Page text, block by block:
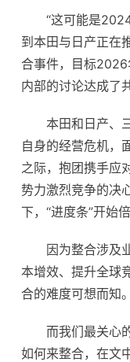
“这可能是
到本田与日产正在
合事件，目标
内部的讨论达成了
本田和日产、
自身的经营危机，
之际，抱团携手应
势力激烈竞争的决
下，“进度条”开始倍
因为整合涉及
本增效、提升全球
合的难度可想而知。
而我们最关心
如何来整合，在文